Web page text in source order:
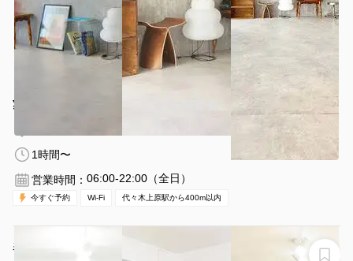
¥3080 〜 ¥4950
(0件)
1〜10名
1時間〜
営業時間： 06:00-22:00（全日）
今すぐ予約 Wi-Fi 代々木上原駅から400m以内
表参道A5出口より徒歩3分！会議・パーティー・控室・